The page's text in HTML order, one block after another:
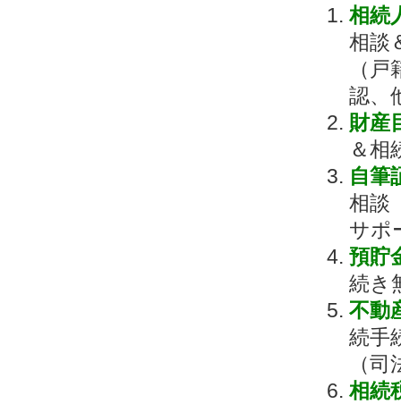
相続
相談
（
認、
財産
＆相
自筆
相談
サポ
預貯
続き
不動
続手
（
相続